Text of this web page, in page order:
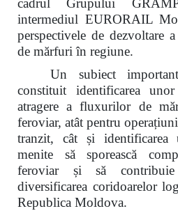
intermediul EURORAIL
perspectivele de dezvoltare
de mărfuri în regiune.
Un subiect
constituit identificarea
atragere a fluxurilor de
feroviar, atât pentru
tranzit, cât și identificarea
menite să sporească
feroviar și să
diversificarea coridoarelor
Republica Moldova.